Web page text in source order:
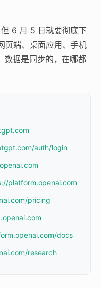
6 月 5 日就要彻底下
页端、桌面应用、手机
据是同步的，在哪都
auth/login
platform.openai.com
pricing
docs
research